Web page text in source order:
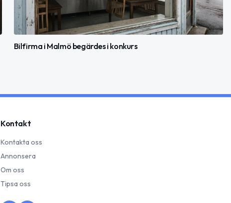
Bilfirma i Malmö begärdes i konkurs
Kontakt
Kontakta oss
Annonsera
Om oss
Tipsa oss